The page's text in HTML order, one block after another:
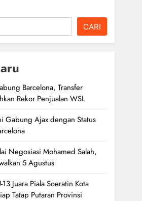
CARI
Barcelona, Transfer
Rekor Penjualan WSL
Gabung Ajax dengan Status
Negosiasi Mohamed Salah,
5 Agustus
Juara Piala Soeratin Kota
Tatap Putaran Provinsi